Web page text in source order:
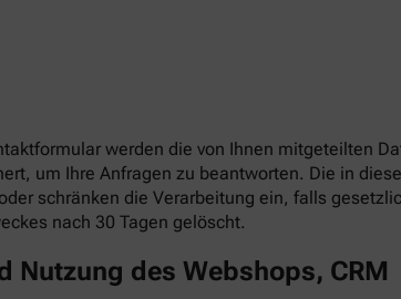
werden die von Ihnen mitgeteilten
um Ihre Anfragen zu beantworten. Die in
schränken die Verarbeitung ein, falls
nach 30 Tagen gelöscht.
des Webshops, CRM